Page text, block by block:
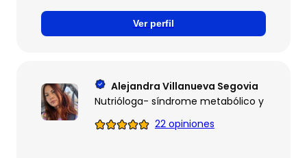
Ver perfil
Alejandra Villanueva Segovia
Nutrióloga- síndrome metabólico y
22 opiniones